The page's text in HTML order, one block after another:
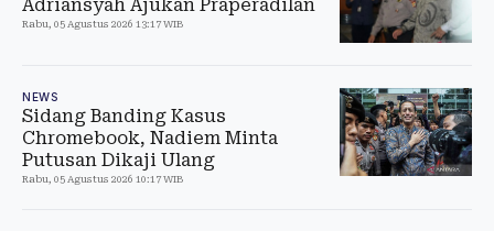
Adriansyah Ajukan Praperadilan
Rabu, 05 Agustus 2026 13:17 WIB
NEWS
Sidang Banding Kasus
Chromebook, Nadiem Minta
Putusan Dikaji Ulang
Rabu, 05 Agustus 2026 10:17 WIB